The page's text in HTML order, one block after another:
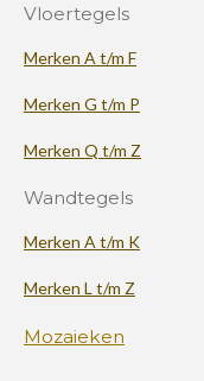
Vloertegels
Merken A t/m F
Merken G t/m P
Merken Q t/m Z
Wandtegels
Merken A t/m K
Merken L t/m Z
Mozaieken